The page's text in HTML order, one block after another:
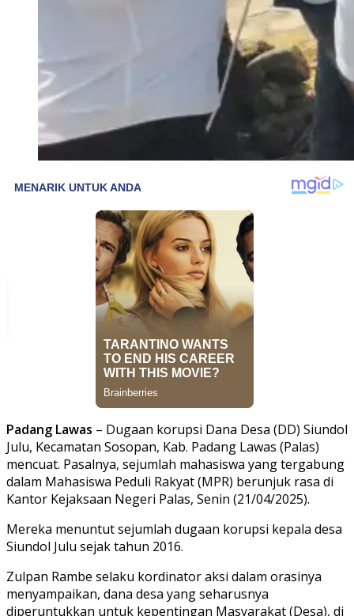
Padang Lawas – Dugaan korupsi Dana Desa (DD) Siundol
Julu, Kecamatan Sosopan, Kab. Padang Lawas (Palas)
mencuat. Pasalnya, sejumlah mahasiswa yang tergabung
dalam Mahasiswa Peduli Rakyat (MPR) berunjuk rasa di
Kantor Kejaksaan Negeri Palas, Senin (21/04/2025).
Mereka menuntut sejumlah dugaan korupsi kepala desa
Siundol Julu sejak tahun 2016.
Zulpan Rambe selaku kordinator aksi dalam orasinya
menyampaikan, dana desa yang seharusnya
diperuntukkan untuk kepentingan Masyarakat (Desa), di